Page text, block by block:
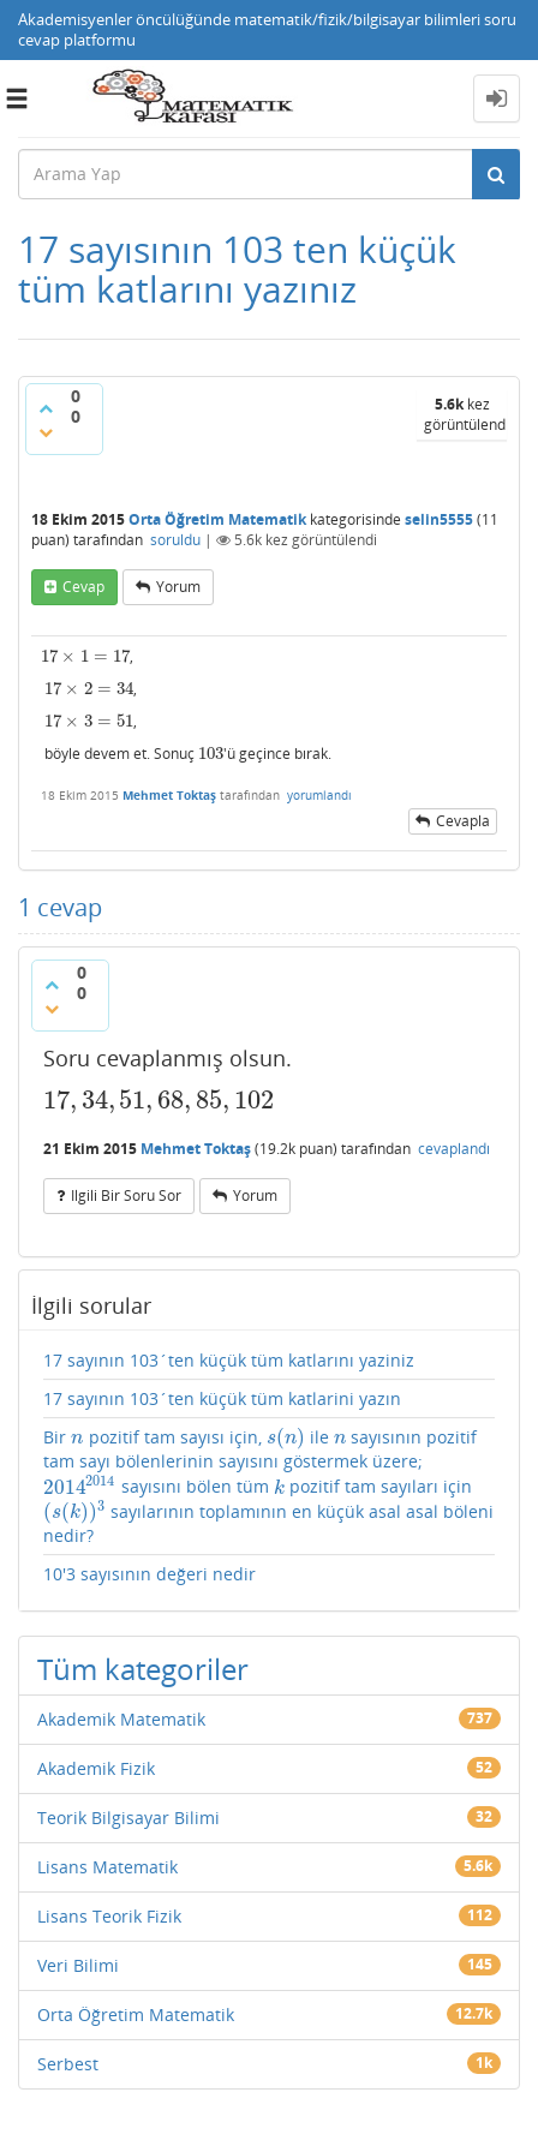
Akademisyenler öncülüğünde matematik/fizik/bilgisayar bilimleri soru
cevap platformu
Toggle
17 sayısının 103 ten küçük
tüm katlarını yazınız
0
0
5.6kkez
görüntülendi
18 Ekim 2015Orta Öğretim Matematikkategorisinde selin5555(11
puan) tarafından soruldu | 5.6k kez görüntülendi
Cevap Yorum
17 × 1 = 17
17 ×1 =17
,
17 × 2 = 34
17 ×2 =34
,
17 × 3 = 51
17 ×3 =51
,
böyle devem et. Sonuç 103
103'ü geçince bırak.
18 Ekim 2015 Mehmet Toktaş tarafından yorumlandı
Cevapla
1 cevap
0
0
Soru cevaplanmış olsun.
17, 34,51, 68, 85, 102
17,34,51,68 85,102
21 Ekim 2015 Mehmet Toktaş(19.2k puan) tarafından cevaplandı
Ilgili Bir Soru Sor Yorum
İlgili sorular
17 sayının 103´ten küçük tüm katlarını yaziniz
17 sayının 103´ten küçük tüm katlarini yazın
Bir n
n pozitif tam sayısı için, s(n)
s(n) ile n
n sayısının pozitif
tam sayı bölenlerinin sayısını göstermek üzere;
20142014
20142014 sayısını bölen tüm k
k pozitif tam sayıları için
(s(k))3
(s(k))3
sayılarının toplamının en küçük asal asal böleni
nedir?
10'3 sayısının değeri nedir
Tüm kategoriler
Akademik Matematik 737
Akademik Fizik 52
Teorik Bilgisayar Bilimi 32
Lisans Matematik 5.6k
Lisans Teorik Fizik 112
Veri Bilimi 145
Orta Öğretim Matematik 12.7k
Serbest 1k